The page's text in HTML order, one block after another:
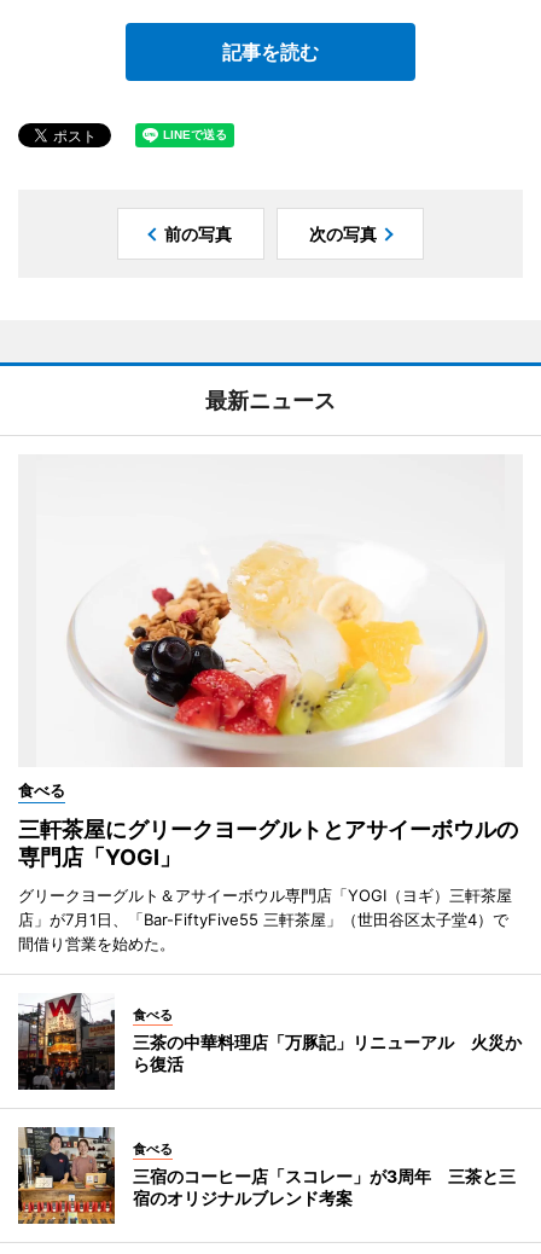
記事を読む
前の写真 次の写真
最新ニュース
食べる
三軒茶屋にグリークヨーグルトとアサイーボウルの
専門店「YOGI」
グリークヨーグルト＆アサイーボウル専門店「YOGI（ヨギ）三軒茶屋
店」が7月1日、「Bar-FiftyFive55 三軒茶屋」（世田谷区太子堂4）で
間借り営業を始めた。
食べる
三茶の中華料理店「万豚記」リニューアル 火災か
ら復活
食べる
三宿のコーヒー店「スコレー」が3周年 三茶と三
宿のオリジナルブレンド考案